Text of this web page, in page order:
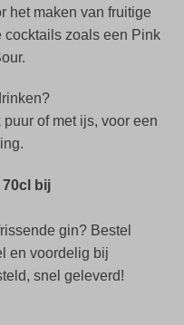
het maken van fruitige
cocktails zoals een Pink
of met ijs, voor een
70cl bij
gin? Bestel
en voordelig bij
snel geleverd!